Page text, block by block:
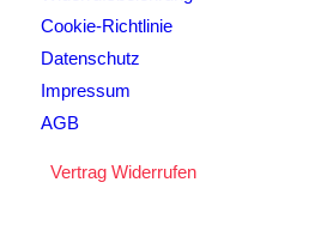
Cookie-Richtlinie
Datenschutz
Impressum
AGB
Vertrag Widerrufen